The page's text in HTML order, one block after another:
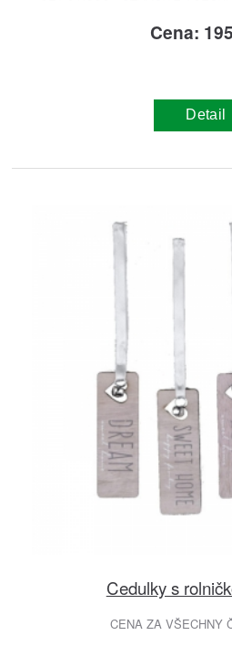
Cena:
Detail
Cedulky s
CENA ZA VŠECHNY